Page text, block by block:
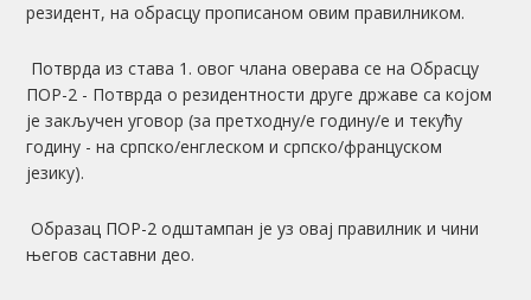
резидент, на обрасцу прописаном овим правилником.
Потврда из става 1. овог члана оверава се на Обрасцу
ПОР-2 - Потврда о резидентности друге државе са којом
је закључен уговор (за претходну/е годину/е и текућу
годину - на српско/енглеском и српско/француском
језику).
Образац ПОР-2 одштампан је уз овај правилник и чини
његов саставни део.